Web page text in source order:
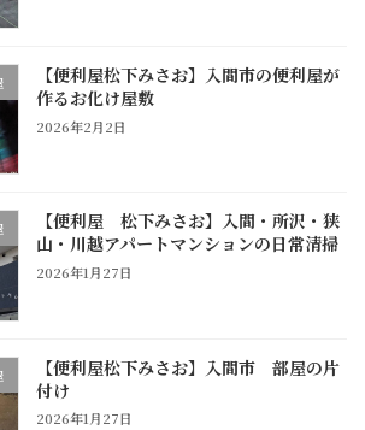
【便利屋松下みさお】入間市の便利屋が
作るお化け屋敷
2026年2月2日
【便利屋 松下みさお】入間・所沢・狭
山・川越アパートマンションの日常清掃
2026年1月27日
【便利屋松下みさお】入間市 部屋の片
付け
2026年1月27日